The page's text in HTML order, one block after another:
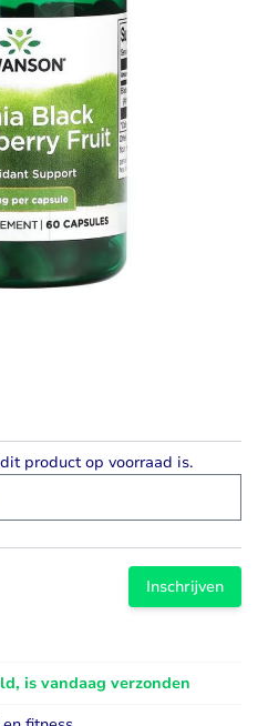
product op voorraad is.
Inschrijven
is vandaag verzonden